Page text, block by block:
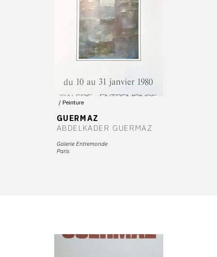
Peinture
GUERMAZ
ABDELKADER GUERMAZ
Galerie Entremonde
Paris